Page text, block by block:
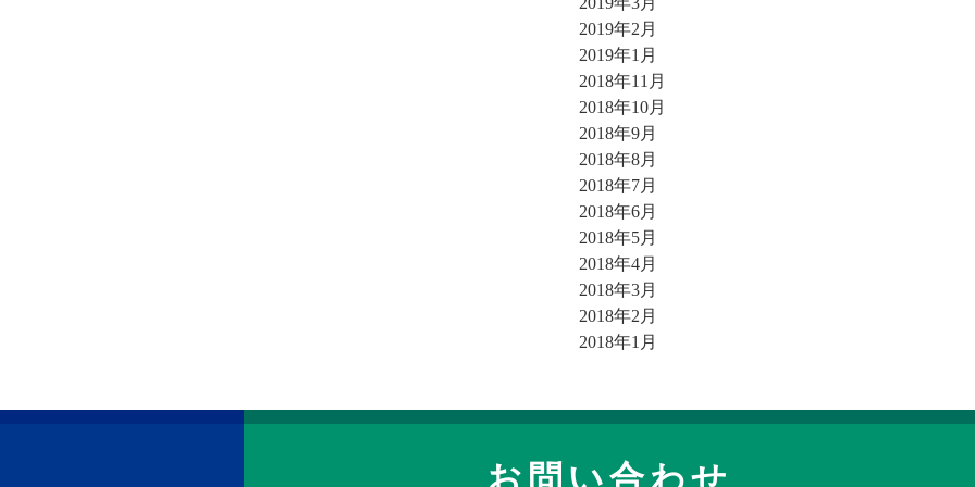
2019年2月
2019年1月
2018年11月
2018年10月
2018年9月
2018年8月
2018年7月
2018年6月
2018年5月
2018年4月
2018年3月
2018年2月
2018年1月
お問い合わせ